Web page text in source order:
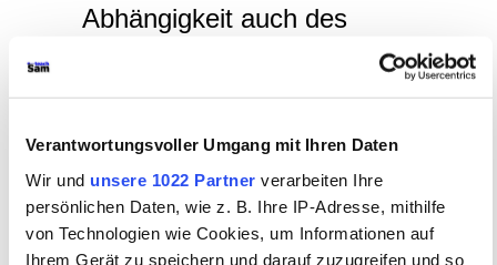
Verantwortungsvoller Umgang mit Ihren Daten
Wir und unsere 1022 Partner verarbeiten Ihre
persönlichen Daten, wie z. B. Ihre IP-Adresse, mithilfe
von Technologien wie Cookies, um Informationen auf
Ihrem Gerät zu speichern und darauf zuzugreifen und so
Abhängigkeit auch des
wissenschaftlichen Menschen
mit sich gebracht; sie bedroht
auch seine Existenz von innen,
indem sie durch die Schaffung
raffinierter Mittel geistiger und
seelischer Beeinflussung den